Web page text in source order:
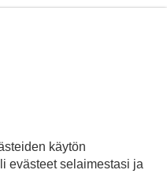
käytön
evästeet selaimestasi ja